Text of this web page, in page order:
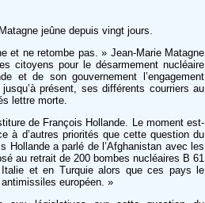
jeûne depuis vingt jours.
et ne retombe pas. » Jean-Marie Matagne
citoyens pour le désarmement nucléaire
et de son gouvernement l’engagement
présent, ses différents courriers au
lettre morte.
de François Hollande. Le moment est-
à d’autres priorités que cette question du
Hollande a parlé de l’Afghanistan avec les
au retrait de 200 bombes nucléaires B 61
et en Turquie alors que ces pays le
européen. »